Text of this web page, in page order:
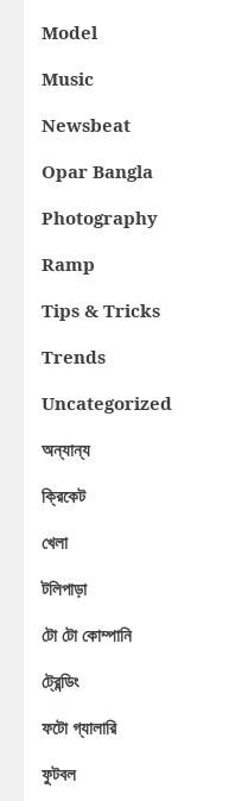
Model
Music
Newsbeat
Opar Bangla
Photography
Ramp
Tips & Tricks
Trends
Uncategorized
অন্যান্য
ক্রিকেট
খেলা
টলিপাড়া
টো টো কোম্পানি
ট্রেন্ডিং
ফটো গ্যালারি
ফুটবল